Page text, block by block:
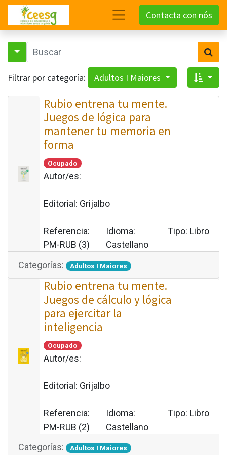
Contacta con nós
Filtrar por categoría: Adultos I Maiores
Rubio entrena tu mente.
Juegos de lógica para
mantener tu memoria en
forma
Ocupado
Autor/es:
Editorial: Grijalbo
Referencia:
PM-RUB (3)
Idioma:
Castellano
Tipo: Libro
Categorías: Adultos I Maiores
Rubio entrena tu mente.
Juegos de cálculo y lógica
para ejercitar la
inteligencia
Ocupado
Autor/es:
Editorial: Grijalbo
Referencia:
PM-RUB (2)
Idioma:
Castellano
Tipo: Libro
Categorías: Adultos I Maiores